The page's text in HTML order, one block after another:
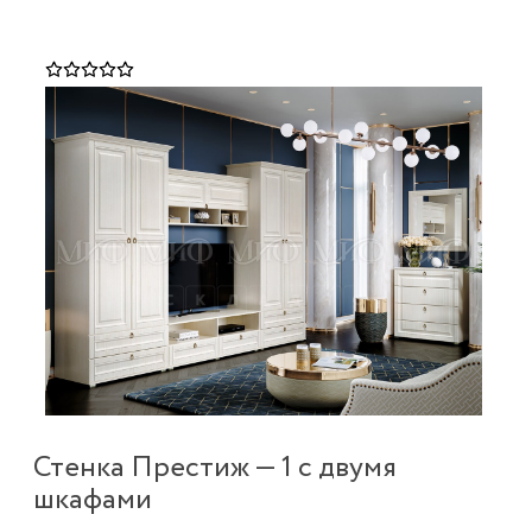
Стенка Престиж — 1 с двумя
шкафами